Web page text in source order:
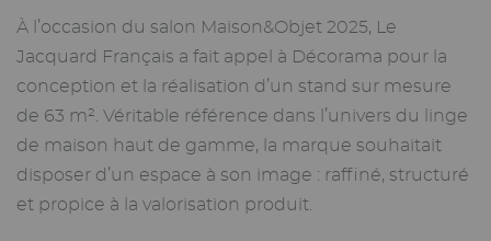
À l’occasion du salon Maison&Objet 2025, Le
Jacquard Français a fait appel à Décorama pour la
conception et la réalisation d’un stand sur mesure
de 63 m². Véritable référence dans l’univers du linge
de maison haut de gamme, la marque souhaitait
disposer d’un espace à son image : raffiné, structuré
et propice à la valorisation produit.